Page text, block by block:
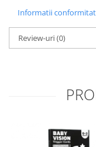
Informatii
Review-uri(0)